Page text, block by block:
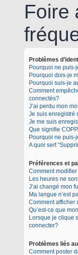
Foire
Problèmes
Pourquoi ne puis-
Pourquoi dois-je
Pourquoi suis-je
Comment
connectés?
J’ai perdu mon
Je suis enregistré
Je me suis
Que signifie
Pourquoi ne puis-
A quoi sert
Préférences et
Comment
Les heures ne
J’ai changé mon
Ma langue n’est
Comment afficher
Qu’est-ce que
Lorsque je clique
connecter?
Problèmes liés
Comment poster